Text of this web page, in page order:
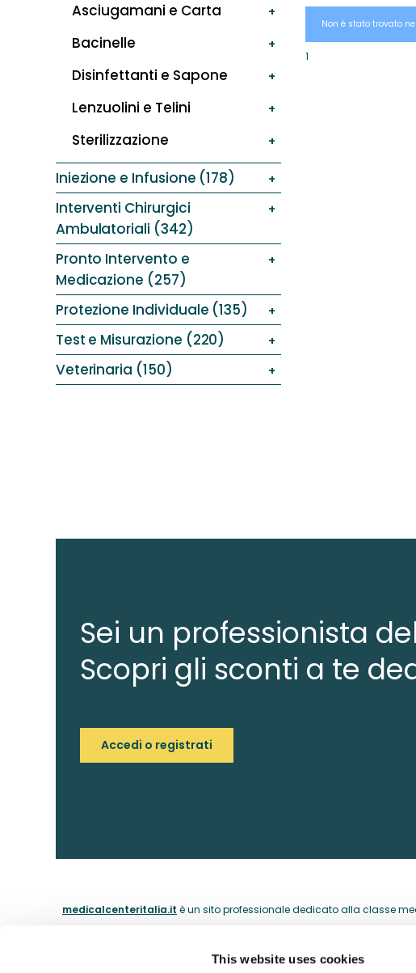
This website uses cookies
Asciugamani e Carta
Bacinelle
Disinfettanti e Sapone
Lenzuolini e Telini
Sterilizzazione
Iniezione e Infusione (178)
Interventi Chirurgici
Ambulatoriali (342)
Pronto Intervento e
Medicazione (257)
Protezione Individuale (135)
Test e Misurazione (220)
Veterinaria (150)
Non è stato trovato
1
Sei un professionista
Scopri gli sconti a te
Accedi o registrati
medicalcenteritalia.it è un sito professionale dedicato alla classe